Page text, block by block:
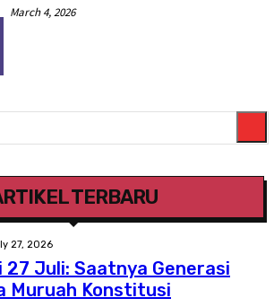
March 4, 2026
TERBARU
27, 2026
27 Juli: Saatnya Generasi
Muruah Konstitusi